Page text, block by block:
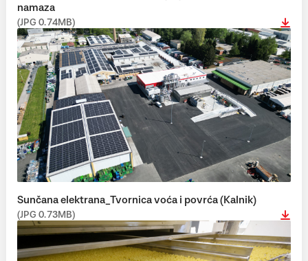
namaza
(JPG 0.74MB)
Sunčana elektrana_Tvornica voća i povrća (Kalnik)
(JPG 0.73MB)